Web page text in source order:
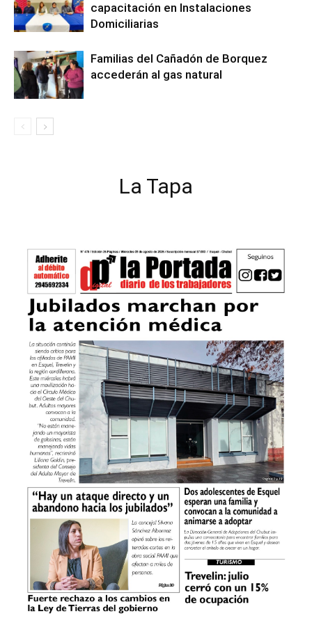
capacitación en Instalaciones
Domiciliarias
Familias del Cañadón de Borquez
accederán al gas natural
La Tapa